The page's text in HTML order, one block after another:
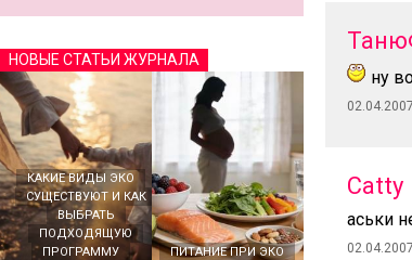
НОВЫЕ СТАТЬИ ЖУРНАЛА
КАКИЕ ВИДЫ ЭКО
СУЩЕСТВУЮТ И КАК
ВЫБРАТЬ
ПОДХОДЯЩУЮ
ПРОГРАММУ
ПИТАНИЕ ПРИ ЭКО
ну
Catty
аськи